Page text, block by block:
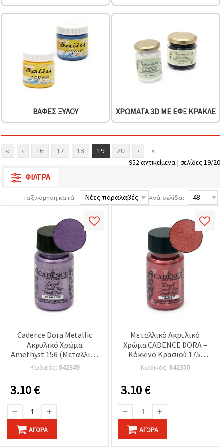
ΒΑΦΈΣ ΞΎΛΟΥ ΧΡΏΜΑΤΑ 3D ΜΕ ΕΦΈ ΚΡΑΚΛΈ
« ‹ 16 17 18 19 20 › »
952 αντικείμενα | σελίδες 19/20
ΦΊΛΤΡΑ
Ταξινόμηση κατά: Ανά σελίδα:
Cadence Dora Metallic
Ακρυλικό Χρώμα
Amethyst 156 (Μεταλλικό
Μωβ) – 50 ml για DIY
χειροτεχνίες σε ξύλο,
χαρτί, καμβά
Κωδικός: 842349
3.10€
ΑΓΟΡΆ
Μεταλλικό Ακρυλικό
Χρώμα CADENCE DORA –
Κόκκινο Κρασιού 175,
Μπουκάλι 50 ml |
Premium Χρώμα
Χειροτεχνίας & Χόμπι με
Ιριδίζον Φινίρισμα
Κωδικός: 842350
3.10€
ΑΓΟΡΆ